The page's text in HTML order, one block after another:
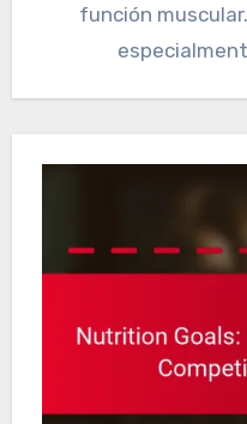
función